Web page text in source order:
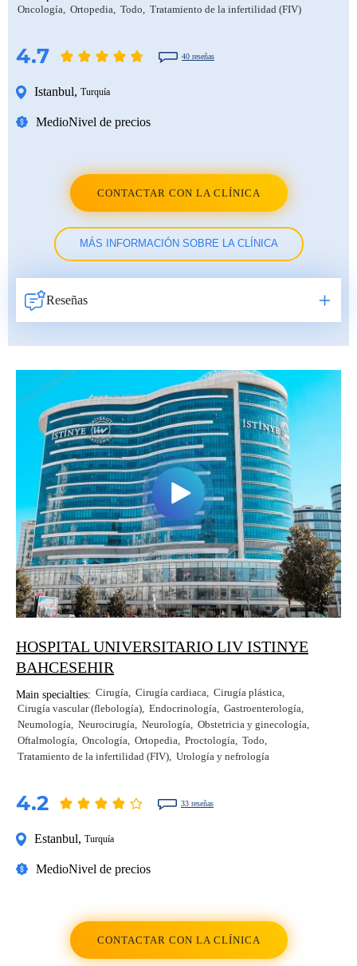
Oncología Ortopedia Todo Tratamiento de la infertilidad (FIV)
4.7 40 reseñas
Istanbul, Turquía
MedioNivel de precios
CONTACTAR CON LA CLÍNICA
MÁS INFORMACIÓN SOBRE LA CLÍNICA
Reseñas
HOSPITAL UNIVERSITARIO LIV ISTINYE
BAHCESEHIR
Main specialties: Cirugía Cirugía cardiaca Cirugía plástica
Cirugía vascular (flebología) Endocrinología Gastroenterología
Neumología Neurocirugía Neurología Obstetricia y ginecología
Oftalmología Oncología Ortopedia Proctología Todo
Tratamiento de la infertilidad (FIV) Urología y nefrología
4.2 33 reseñas
Estanbul, Turquía
MedioNivel de precios
CONTACTAR CON LA CLÍNICA